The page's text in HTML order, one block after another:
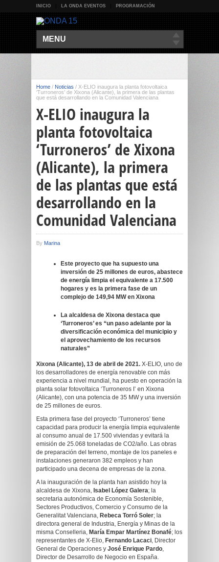
INICIO LA ONDA EVENTOS PROGRAMACIÓN
MENU
Home / Noticias / X-ELIO inaugura la planta fotovoltaica
‘Turroneros’ de Xixona (Alicante), la primera de las plantas
que está desarrollando en la Comunidad Valenciana
X-ELIO inaugura la
planta fotovoltaica
‘Turroneros’ de Xixona
(Alicante), la primera
de las plantas que está
desarrollando en la
Comunidad Valenciana
By Marina
Este proyecto que ha supuesto una
inversión de 25 millones de euros, abastece
de energía limpia el equivalente a 17.500
hogares y es la primera fase de un
complejo de 149,94 MW en Xixona
La alcaldesa de Xixona destaca que
‘Turroneros’ es “un paso adelante por la
diversificación económica del municipio y
el aprovechamiento de los recursos
naturales”
Xixona (Alicante), 13 de abril de 2021. X-ELIO, uno de
los desarrolladores de energía renovable con más
experiencia a nivel mundial, ha puesto en operación la
planta solar fotovoltaica ‘Turroneros I’ en Xixona
(Alicante), con una potencia de 35 MW y una inversión
de 25 millones de euros.
Esta primera fase del proyecto ‘Turroneros’ tiene
capacidad para producir la energía limpia equivalente
al consumo anual de 17.500 viviendas y evitará la
emisión de 25.068 toneladas de CO2/año. Las obras
de preparación del terreno, montaje de los paneles e
instalaciones generaron 382 empleos y han
participado una decena de empresas de la zona.
A la inauguración de la planta han asistido hoy la
alcaldesa de Xixona, Isabel López Galera; la
secretaria autonómica de Economía Sostenible,
Sectores Productivos, Comercio y Consumo de la
Generalitat Valenciana, Rebeca Torró Soler; la
directora general de Industria, Energía y Minas de la
misma Conselleria, María Empar Martínez Bonafé; los
representantes de X-Elio, Fernando Lacaci, Director
General de Operaciones y José Enrique Pardo,
Director de Desarrollo de Negocio en España.